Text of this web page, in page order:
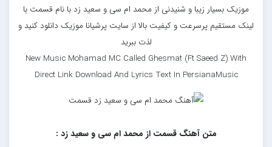
موزیک بسیار زیبا و شنیدنی از محمد ام سی و سعید زد با نام قسمت با
لینک مستقیم پرسرعت و کیفیت بالا از سایت پرشیانا موزیک دانلود کنید و
لذت ببرید
New Music Mohamad MC Called Ghesmat (Ft Saeed Z) With
Direct Link Download And Lyrics Text In PersianaMusic
متن آهنگ قسمت از محمد ام سی و سعید زد :